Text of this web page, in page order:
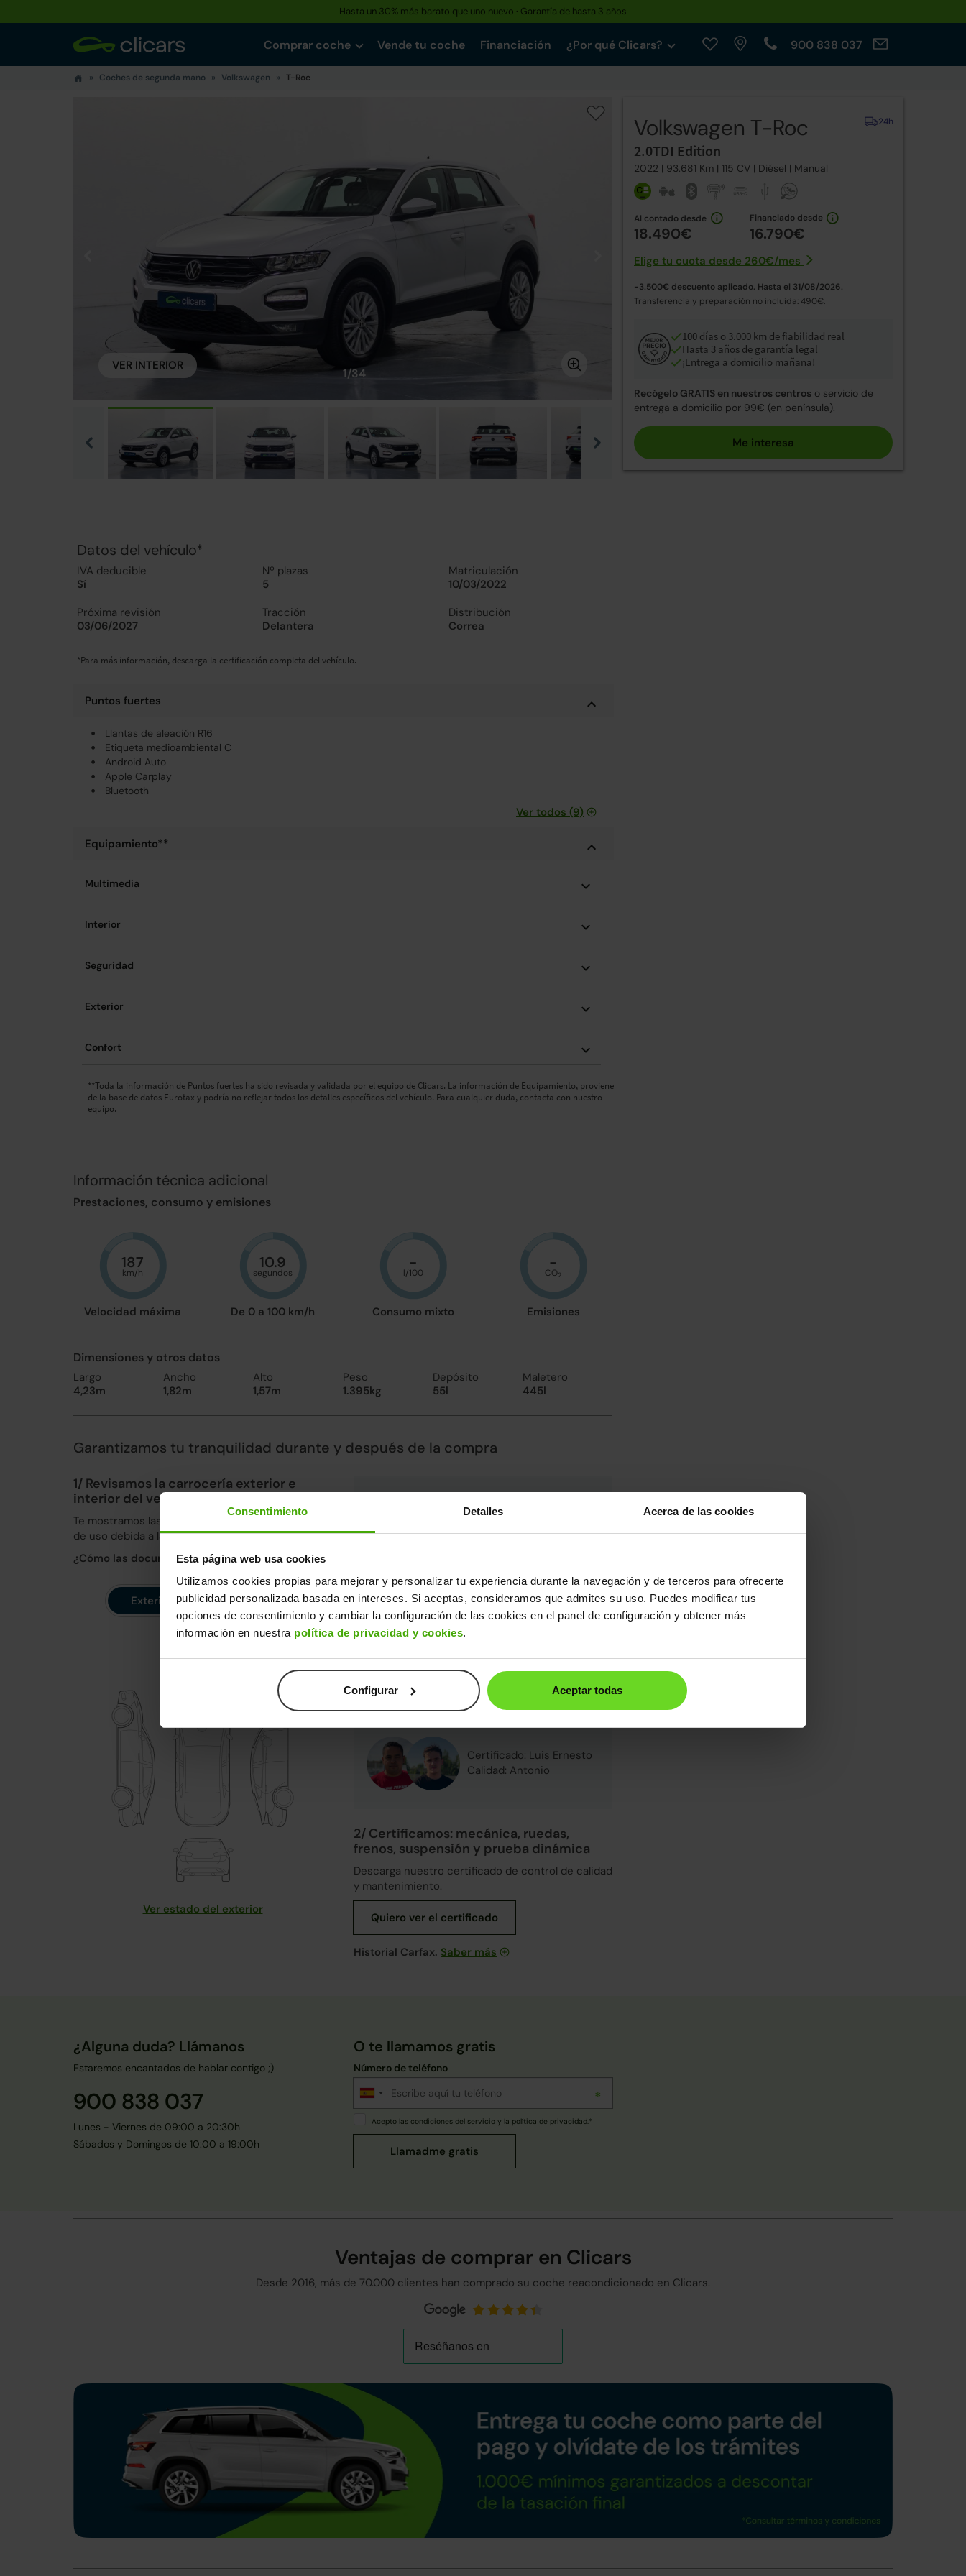
Consentimiento Detalles Acerca de las cookies
Esta página web usa cookies
Utilizamos cookies propias para mejorar y personalizar tu experiencia durante la navegación y de terceros para ofrecerte
publicidad personalizada basada en intereses. Si aceptas, consideramos que admites su uso. Puedes modificar tus
opciones de consentimiento y cambiar la configuración de las cookies en el panel de configuración y obtener más
información en nuestra política de privacidad y cookies.
Configurar Aceptar todas
Hasta un 30% más barato que uno nuevo · Garantía de hasta 3 años
Comprar coche Vende tu coche Financiación ¿Por qué Clicars? 900 838 037
Coches de segunda mano Volkswagen T-Roc
VER INTERIOR
1/34
Volkswagen T-Roc
2.0TDI Edition
2022 | 93.681 Km | 115 CV | Diésel | Manual
24h
Al contado desde
18.490€
Financiado desde
16.790€
Elige tu cuota desde 260€/mes
-3.500€ descuento aplicado. Hasta el 31/08/2026.
Transferencia y preparación no incluida: 490€.
100 días o 3.000 km de fiabilidad real
Hasta 3 años de garantía legal
¡Entrega a domicilio mañana!
Recógelo GRATIS en nuestros centros o servicio de
entrega a domicilio por 99€ (en península).
Datos del vehículo*
IVA deducible
Sí
Nº plazas
5
Matriculación
10/03/2022
Próxima revisión
03/06/2027
Tracción
Delantera
Distribución
Correa
*Para más información, descarga la certificación completa del vehículo.
Puntos fuertes
Llantas de aleación R16
Etiqueta medioambiental C
Android Auto
Apple Carplay
Bluetooth
Ver todos (9)
Equipamiento**
Multimedia
Interior
Seguridad
Exterior
Confort
**Toda la información de Puntos fuertes ha sido revisada y validada por el equipo de Clicars. La información de Equipamiento, proviene
de la base de datos Eurotax y podría no reflejar todos los detalles específicos del vehículo. Para cualquier duda, contacta con nuestro
equipo.
Información técnica adicional
Prestaciones, consumo y emisiones
Velocidad máxima
187
km/h
De 0 a 100 km/h
10.9
segundos
Consumo mixto
-
l/100
Emisiones
-
CO2
Dimensiones y otros datos
Largo
4,23m
Ancho
1,82m
Alto
1,57m
Peso
1.395kg
Depósito
55l
Maletero
445l
Garantizamos tu tranquilidad durante y después de la compra
1/ Revisamos la carrocería exterior e
interior del vehículo
Te mostramos las fotos de las pequeñas marcas
de uso debida a la propia historia del vehículo.
¿Cómo las documentamos?.Saber más
Exterior Interior
Ver estado del exterior
Cada coche pasa por un riguroso proceso de
revisión integral en nuestrasfábricas de
Sin daños estructurales certificados, libre
de cargas y kilometraje garantizado
Diagnosis avanzada
Mecánica impecable (con sustitución de
Control final de calidad y seguridad
De un equipo de
+250 expertos
, este coche
ha sido certificado y pasado control de
Certificado: Luis Ernesto
Calidad: Antonio
2/ Certificamos: mecánica, ruedas,
frenos, suspensión y prueba dinámica
Descarga nuestro certificado de control de calidad
y mantenimiento.
Historial Carfax. Saber más
¿Alguna duda? Llámanos
Estaremos encantados de hablar contigo ;)
900 838 037
Lunes - Viernes de 09:00 a 20:30h
Sábados y Domingos de 10:00 a 19:00h
O te llamamos gratis
Número de teléfono
Acepto las condiciones del servicio y la política de privacidad.*
Ventajas de comprar en Clicars
Desde 2016, más de 70.000 clientes han comprado su coche reacondicionado en Clicars.